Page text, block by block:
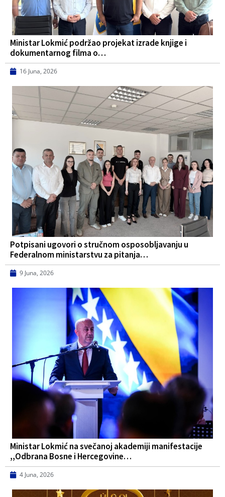
Ministar Lokmić podržao projekat izrade knjige i
dokumentarnog filma o…
16 Juna, 2026
Potpisani ugovori o stručnom osposobljavanju u
Federalnom ministarstvu za pitanja…
9 Juna, 2026
Ministar Lokmić na svečanoj akademiji manifestacije
,,Odbrana Bosne i Hercegovine…
4 Juna, 2026